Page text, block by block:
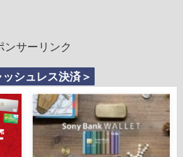
ンサーリンク
シュレス決済＞